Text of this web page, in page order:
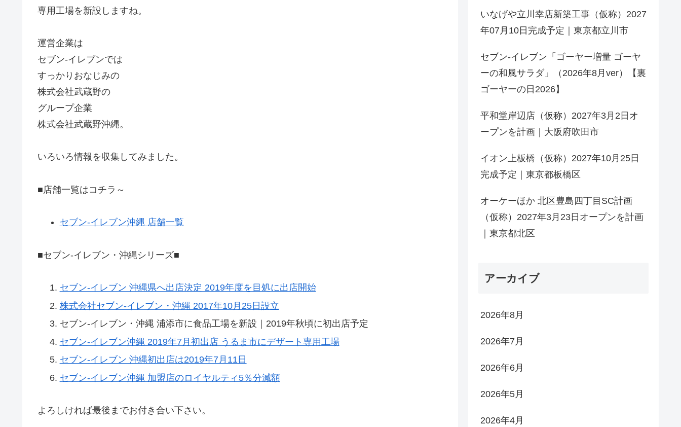
専用工場を新設しますね。
運営企業は
セブン-イレブンでは
すっかりおなじみの
株式会社武蔵野の
グループ企業
株式会社武蔵野沖縄。
いろいろ情報を収集してみました。
■店舗一覧はコチラ～
セブン-イレブン沖縄 店舗一覧
■セブン-イレブン・沖縄シリーズ■
セブン-イレブン 沖縄県へ出店決定 2019年度を目処に出店開始
株式会社セブン-イレブン・沖縄 2017年10月25日設立
セブン-イレブン・沖縄 浦添市に食品工場を新設｜2019年秋頃に初出店予定
セブン-イレブン沖縄 2019年7月初出店 うるま市にデザート専用工場
セブン-イレブン 沖縄初出店は2019年7月11日
セブン-イレブン沖縄 加盟店のロイヤルティ5％分減額
よろしければ最後までお付き合い下さい。
いなげや立川幸店新築工事（仮称）2027
年07月10日完成予定｜東京都立川市
セブン-イレブン「ゴーヤー増量 ゴーヤ
ーの和風サラダ」（2026年8月ver）【裏
ゴーヤーの日2026】
平和堂岸辺店（仮称）2027年3月2日オ
ープンを計画｜大阪府吹田市
イオン上板橋（仮称）2027年10月25日
完成予定｜東京都板橋区
オーケーほか 北区豊島四丁目SC計画
（仮称）2027年3月23日オープンを計画
｜東京都北区
アーカイブ
2026年8月
2026年7月
2026年6月
2026年5月
2026年4月